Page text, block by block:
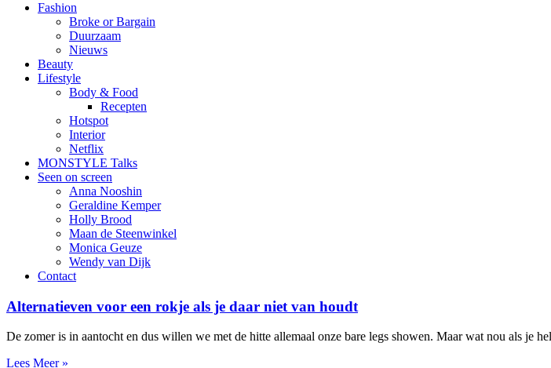
Fashion
Broke or Bargain
Duurzaam
Nieuws
Beauty
Lifestyle
Body & Food
Recepten
Hotspot
Interior
Netflix
MONSTYLE Talks
Seen on screen
Anna Nooshin
Geraldine Kemper
Holly Brood
Maan de Steenwinkel
Monica Geuze
Wendy van Dijk
Contact
Alternatieven voor een rokje als je daar niet van houdt
De zomer is in aantocht en dus willen we met de hitte allemaal onze bare legs showen. Maar wat nou als je
Lees Meer »